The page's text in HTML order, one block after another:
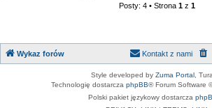
Posty: 4 • Strona 1z 1
Wykaz forów Kontakt z nami
Style developed by Zuma Portal ,
Technologię dostarcza phpBB® Forum Software
Polski pakiet językowy dostarcza